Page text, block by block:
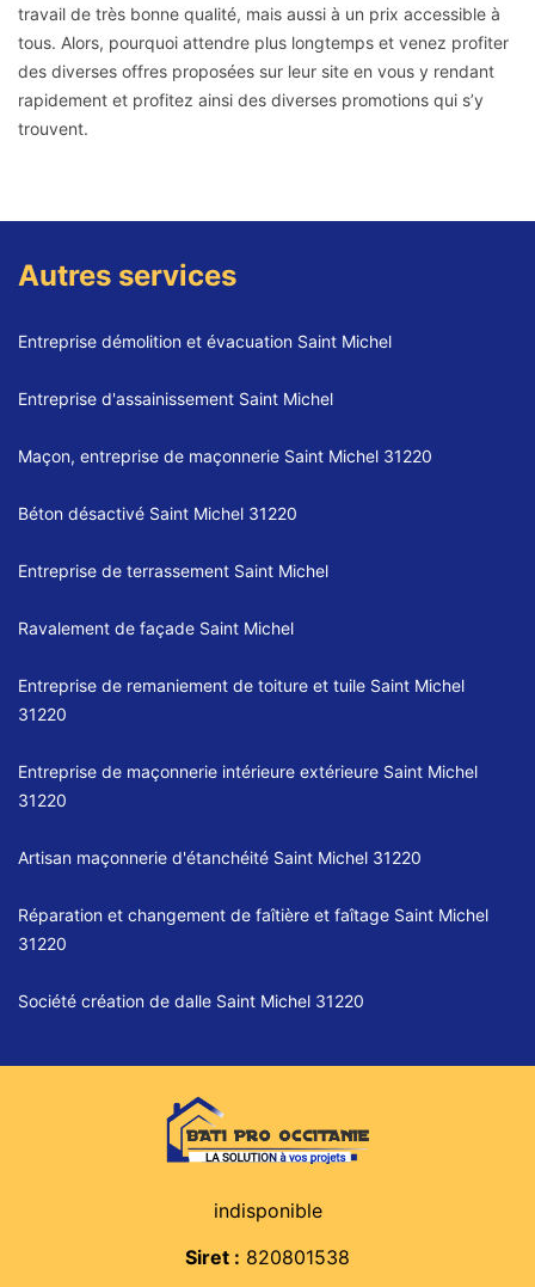
travail de très bonne qualité, mais aussi à un prix accessible à
tous. Alors, pourquoi attendre plus longtemps et venez profiter
des diverses offres proposées sur leur site en vous y rendant
rapidement et profitez ainsi des diverses promotions qui s’y
trouvent.
Autres services
Entreprise démolition et évacuation Saint Michel
Entreprise d'assainissement Saint Michel
Maçon, entreprise de maçonnerie Saint Michel 31220
Béton désactivé Saint Michel 31220
Entreprise de terrassement Saint Michel
Ravalement de façade Saint Michel
Entreprise de remaniement de toiture et tuile Saint Michel
31220
Entreprise de maçonnerie intérieure extérieure Saint Michel
31220
Artisan maçonnerie d'étanchéité Saint Michel 31220
Réparation et changement de faîtière et faîtage Saint Michel
31220
Société création de dalle Saint Michel 31220
indisponible
Siret : 820801538